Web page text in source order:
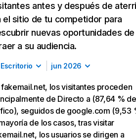
antes y después de
el sitio de tu competidor para
nuevas oportunidades de
a su audiencia.
Escritorio jun 2026
fakemail.net, los visitantes proceden
de Directo a (87,64 % de
seguidos de google.com (9,53
de los casos, tras visitar
los usuarios se dirigen a